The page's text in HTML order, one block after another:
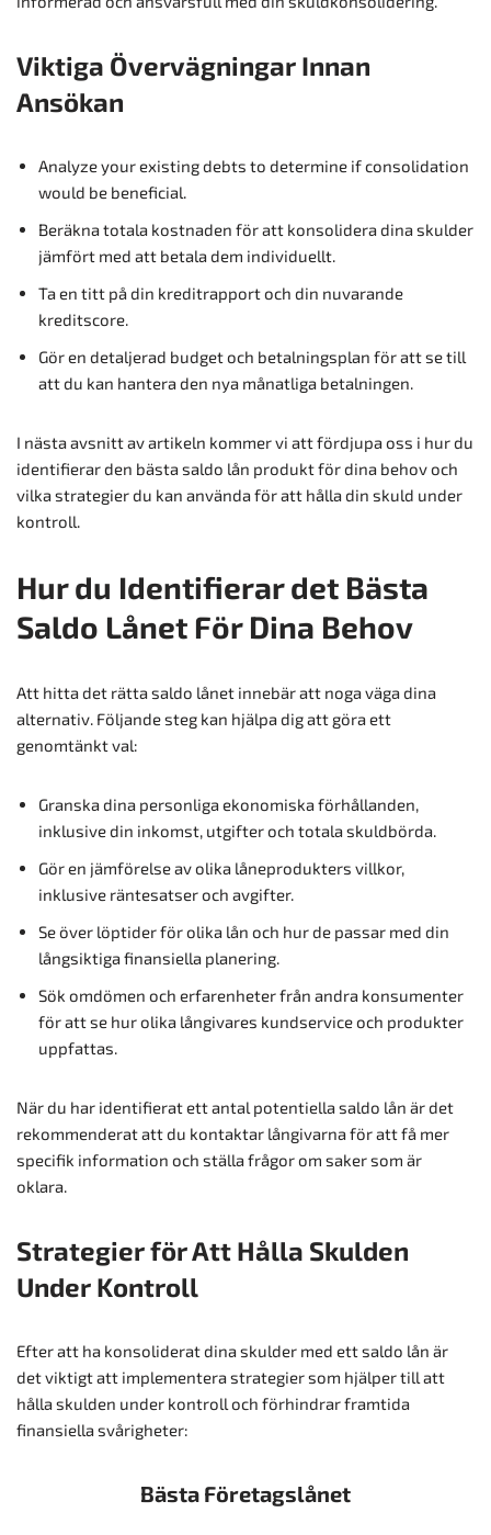
Viktiga Övervägningar Innan
Ansökan
Analyze your existing debts to determine if consolidation
would be beneficial.
Beräkna totala kostnaden för att konsolidera dina skulder
jämfört med att betala dem individuellt.
Ta en titt på din kreditrapport och din nuvarande
kreditscore.
Gör en detaljerad budget och betalningsplan för att se till
att du kan hantera den nya månatliga betalningen.
I nästa avsnitt av artikeln kommer vi att fördjupa oss i hur du
identifierar den bästa saldo lån produkt för dina behov och
vilka strategier du kan använda för att hålla din skuld under
kontroll.
Hur du Identifierar det Bästa
Saldo Lånet För Dina Behov
Att hitta det rätta saldo lånet innebär att noga väga dina
alternativ. Följande steg kan hjälpa dig att göra ett
genomtänkt val:
Granska dina personliga ekonomiska förhållanden,
inklusive din inkomst, utgifter och totala skuldbörda.
Gör en jämförelse av olika låneprodukters villkor,
inklusive räntesatser och avgifter.
Se över löptider för olika lån och hur de passar med din
långsiktiga finansiella planering.
Sök omdömen och erfarenheter från andra konsumenter
för att se hur olika långivares kundservice och produkter
uppfattas.
När du har identifierat ett antal potentiella saldo lån är det
rekommenderat att du kontaktar långivarna för att få mer
specifik information och ställa frågor om saker som är
oklara.
Strategier för Att Hålla Skulden
Under Kontroll
Efter att ha konsoliderat dina skulder med ett saldo lån är
det viktigt att implementera strategier som hjälper till att
hålla skulden under kontroll och förhindrar framtida
finansiella svårigheter:
Bästa Företagslånet